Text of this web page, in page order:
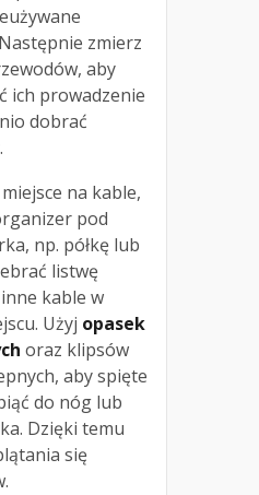
zmierz
aby
ich prowadzenie
dobrać
miejsce na kable,
pod
np. półkę lub
listwę
kable w
Użyj opasek
oraz klipsów
aby spięte
do nóg lub
Dzięki temu
się